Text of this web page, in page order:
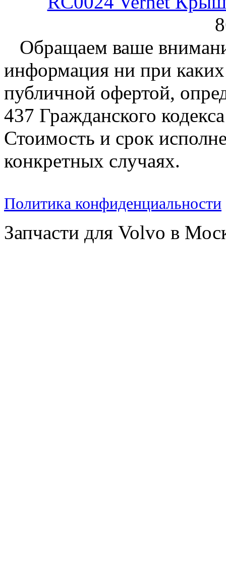
Обращаем ваше
информация ни при каких
публичной офертой,
437 Гражданского
Стоимость и срок
конкретных случаях.
Политика конфиденциальности
Запчасти для Volvo в